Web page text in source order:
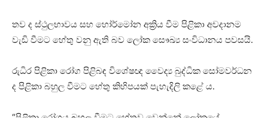
තව ද ස්ථුලභාවය සහ හෝර්මෝන අක්‍රිය වීම පිළිකා අවදානම
වැඩි වීමට හේතු වනු ඇති බව ලෝක සෞඛ්‍ය සංවිධානය පවසයි.
රුධිර පිළිකා රෝග පිළිබඳ විශේෂඥ වෛද්‍ය බුද්ධික සෝමවර්ධන
ද පිළිකා බහුල වීමට හේතු කිහිපයක් පැහැදිලි කළේ ය.